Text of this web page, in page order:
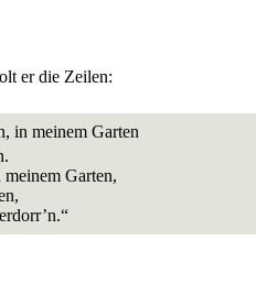
er die Zeilen:
in meinem Garten
Garten,